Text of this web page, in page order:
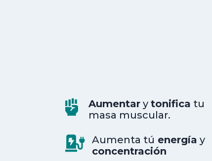
 Aumentar ytonifica tu
masa muscular.
 Aumenta tú energía y
concentración